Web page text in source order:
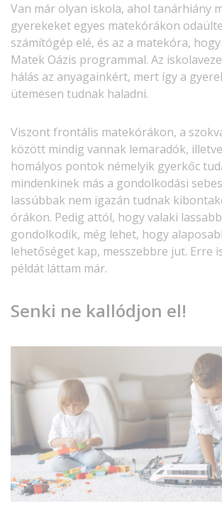
Van már olyan iskola, ahol tanárhiány
gyerekeket egyes matekórákon
számítógép elé, és az a matekóra,
Matek Oázis programmal. Az
hálás az anyagainkért, mert így a
ütemesen tudnak haladni.
Viszont frontális matekórákon, a
között mindig vannak lemaradók,
homályos pontok némelyik gyerkőc
mindenkinek más a gondolkodási
lassúbbak nem igazán tudnak
órákon. Pedig attól, hogy valaki
gondolkodik, még lehet, hogy
lehetőséget kap, messzebbre jut. Erre
példát láttam már.
Senki ne kallódjon el!